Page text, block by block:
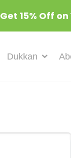
Get 15% Off
Dukkan